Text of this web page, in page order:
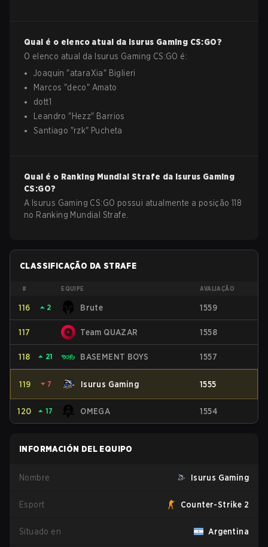
Qual é o elenco atual da Isurus Gaming CS:GO?
O elenco atual da Isurus Gaming CS:GO é:
Joaquin "ataraXia" Biglieri
Marcos "deco" Amato
dott1
Leandro "Hezz" Barrios
Santiago "rzk" Pucheta
Qual é o Ranking Mundial Strafe da Isurus Gaming
CS:GO?
A Isurus Gaming CS:GO possui atualmente a posição 118
no Ranking Mundial Strafe.
CLASSIFICAÇÃO DA STRAFE
# EQUIPE AVALIAÇÃO
116 ⏶ 2 Brute 1559
117 Team QUAZAR 1558
118 ⏶ 21 BASEMENT BOYS 1557
119 ⏷ 7 Isurus Gaming 1555
120 ⏶ 17 OMEGA 1554
INFORMACIÓN DEL EQUIPO
Nombre Isurus Gaming
Esport Counter-Strike 2
Situado en Argentina